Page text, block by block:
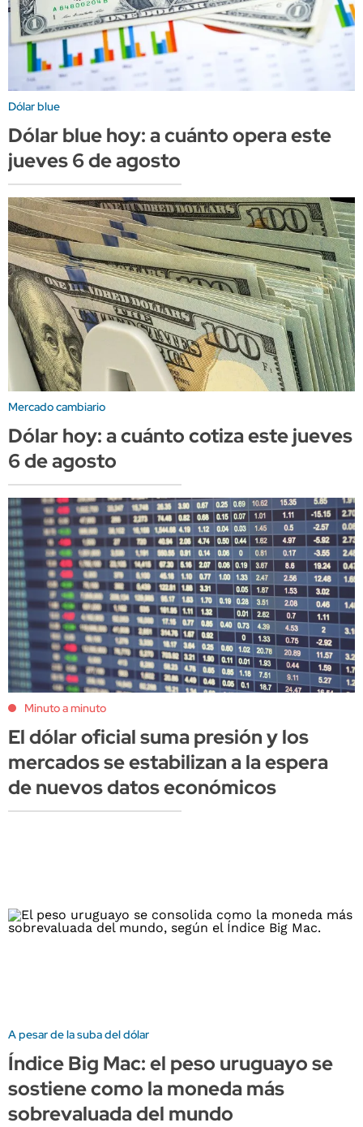
Dólar blue
Dólar blue hoy: a cuánto opera este
jueves 6 de agosto
Mercado cambiario
Dólar hoy: a cuánto cotiza este jueves
6 de agosto
Minuto a minuto
El dólar oficial suma presión y los
mercados se estabilizan a la espera
de nuevos datos económicos
A pesar de la suba del dólar
Índice Big Mac: el peso uruguayo se
sostiene como la moneda más
sobrevaluada del mundo